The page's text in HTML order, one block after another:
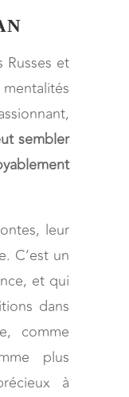
Russes et
sembler
leur
C’est un
et qui
dans
comme
plus
à